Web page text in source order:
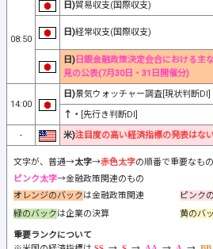
08:50
日)貿易収支(国際収支)
日)経常収支(国際収支)
日) 日銀金融政策決定会合における主
見の公表(7月30日・31日開催分)
14:00
日)景気ウォッチャー調査[現状判断DI]
↑・ [先行き判断DI]
-
米)注目度の高い経済指標の発表はない
文字が、普通→太字→赤色太字の順番で重要なもの
ピンク太字→金融政策関連のもの
オレンジのバックは金融政策関連 ピンク
緑のバックは企業の決算 黄のバ
重要ランクについて